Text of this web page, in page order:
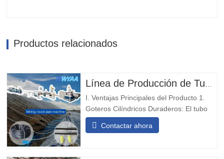
Productos relacionados
Línea de Producción de Tuberías de Riego por Goteo con Gotero Cilíndrico Redondo Compensador de Presión para Lixiviación de Montes Mineros HWYAA
I. Ventajas Principales del Producto 1.
Goteros Cilíndricos Duraderos: El tubo
de goteo con emisor redondo incrustado
está equipado con goteros de alta
Contactar ahora